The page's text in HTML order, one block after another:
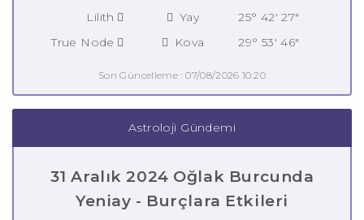
Lilith
Yay
25° 42' 27"
True Node
Kova 29° 53' 46"
Son Güncelleme : 07/08/2026 10:20
Astroloji Gündemi
31 Aralık 2024 Oğlak Burcunda
Yeniay - Burçlara Etkileri